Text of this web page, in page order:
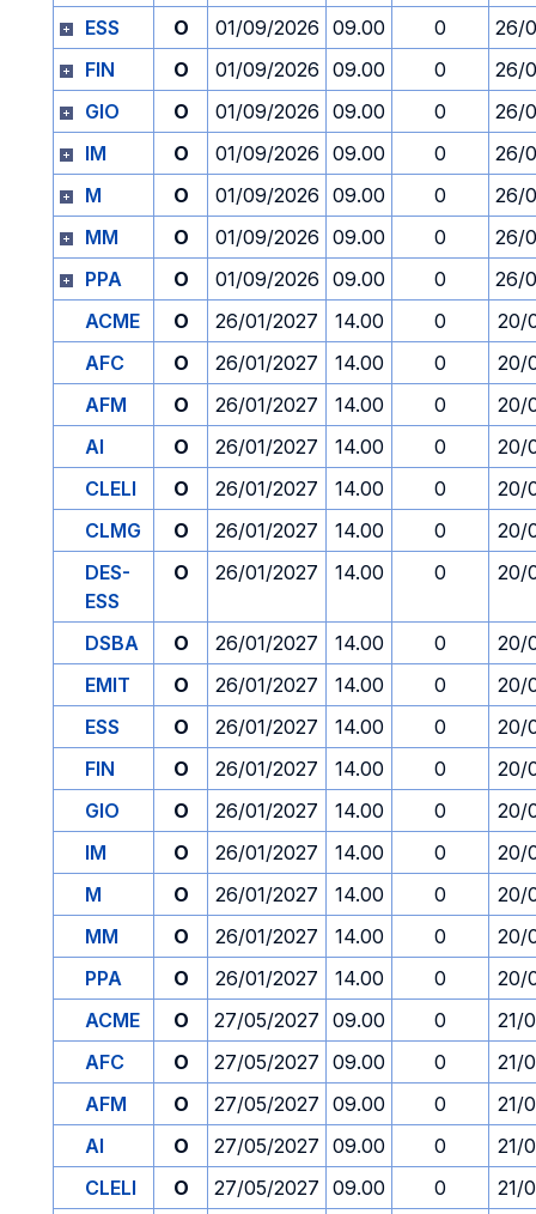
ESS
O 01/09/2026 09.00 0
26/
FIN
O 01/09/2026 09.00 0
26/
GIO
O 01/09/2026 09.00 0
26/
IM
O 01/09/2026 09.00 0
26/
M
O 01/09/2026 09.00 0
26/
MM
O 01/09/2026 09.00 0
26/
PPA
O 01/09/2026 09.00 0
26/
ACME
O 26/01/2027 14.00 0
20/
AFC
O 26/01/2027 14.00 0
20/
AFM
O 26/01/2027 14.00 0
20/
AI
O 26/01/2027 14.00 0
20/
CLELI
O 26/01/2027 14.00 0
20/
CLMG
O 26/01/2027 14.00 0
20/
DES-
ESS
O 26/01/2027 14.00 0 20/
DSBA O 26/01/2027 14.00 0
20/
EMIT
O 26/01/2027 14.00 0
20/
ESS
O 26/01/2027 14.00 0
20/
FIN
O 26/01/2027 14.00 0
20/
GIO
O 26/01/2027 14.00 0
20/
IM
O 26/01/2027 14.00 0
20/
M
O 26/01/2027 14.00 0
20/
MM
O 26/01/2027 14.00 0
20/
PPA
O 26/01/2027 14.00 0
20/
ACME
O 27/05/2027 09.00 0
21/
AFC
O 27/05/2027 09.00 0
21/
AFM
O 27/05/2027 09.00 0
21/
AI
O 27/05/2027 09.00 0
21/
CLELI
O 27/05/2027 09.00 0
21/